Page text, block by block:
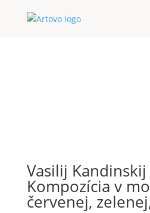
Vasilij Kandinskij
Kompozícia v
červenej,